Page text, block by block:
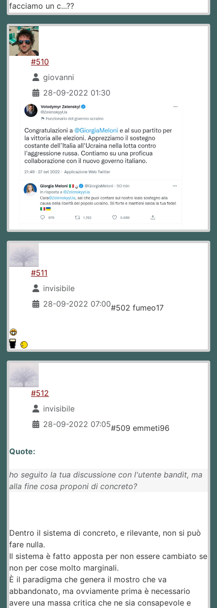
facciamo un c...??
#510
giovanni
28-09-2022 01:30
#511
invisibile
28-09-2022 07:00#502 fumeo17
#512
invisibile
28-09-2022 07:05#509 emmeti96
Quote:
ho seguito la tua discussione con l'utente bandit, ma
alla fine cosa proponi di concreto?
Dentro il sistema di concreto, e rilevante, non si può
fare nulla.
Il sistema è fatto apposta per non essere cambiato se
non per cose molto marginali.
È il paradigma che genera il mostro che va
abbandonato, ma ovviamente prima è necessario
avere una massa critica che ne sia consapevole e